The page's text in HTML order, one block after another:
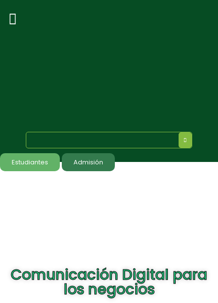
Estudiantes Admisión
Comunicación Digital para
los negocios